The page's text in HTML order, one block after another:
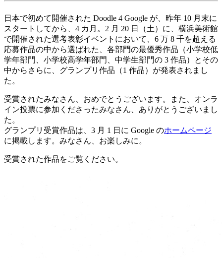
日本で初めて開催された Doodle 4 Google が、昨年 10 月末に
スタートしてから、4 カ月。2 月 20 日（土）に、横浜美術館
で開催された選考表彰イベントにおいて、6 万 8 千を超える
応募作品の中から選ばれた、各部門の最優秀作品（小学校低
学年部門、小学校高学年部門、中学生部門の 3 作品）とその
中からさらに、グランプリ作品（1 作品）が発表されまし
た。
受賞されたみなさん、おめでとうございます。また、オンラ
イン投票に参加くださったみなさん、ありがとうございまし
た。
グランプリ受賞作品は、3 月 1 日に Google のホームページ
に掲載します。みなさん、お楽しみに。
受賞された作品をご覧ください。